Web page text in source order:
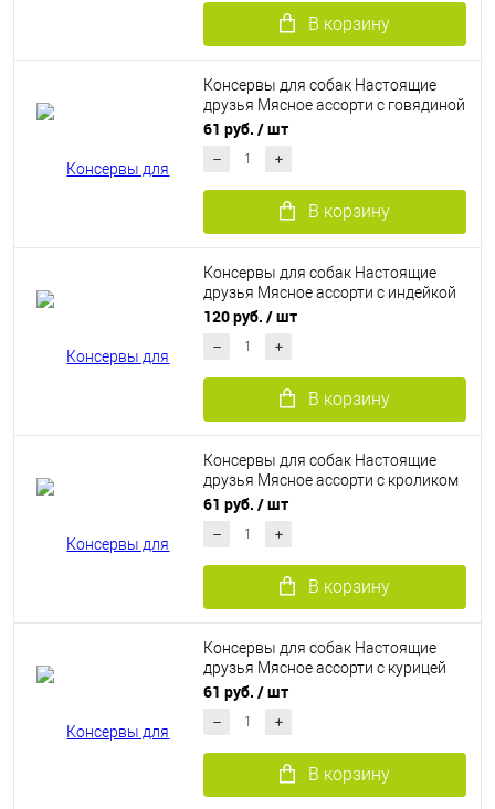
В корзину
Консервы для собак Настоящие
друзья Мясное ассорти с говядиной
135 г
61 руб. / шт
В корзину
Консервы для собак Настоящие
друзья Мясное ассорти с индейкой
340 г
120 руб. / шт
В корзину
Консервы для собак Настоящие
друзья Мясное ассорти с кроликом
135 г
61 руб. / шт
В корзину
Консервы для собак Настоящие
друзья Мясное ассорти с курицей
135 г
61 руб. / шт
В корзину